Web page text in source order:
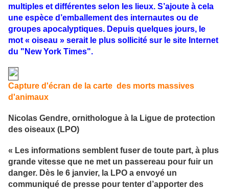
multiples et différentes selon les lieux. S’ajoute à cela
une espèce d’emballement des internautes ou de
groupes apocalyptiques. Depuis quelques jours, le
mot « oiseau » serait le plus sollicité sur le site Internet
du "New York Times".
Capture d'écran de la carte des morts massives
d'animaux
Nicolas Gendre, ornithologue à la Ligue de protection
des oiseaux (LPO)
« Les informations semblent fuser de toute part, à plus
grande vitesse que ne met un passereau pour fuir un
danger. Dès le 6 janvier, la LPO a envoyé un
communiqué de presse pour tenter d’apporter des